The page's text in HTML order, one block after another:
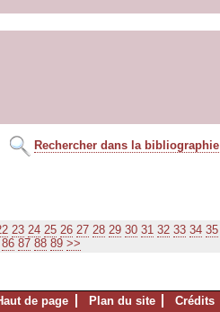
Rechercher dans la bibliographie
23 24 25 26 27 28 29 30 31 32 33 34 35
86 87 88 89 >>
de page Plan du site Crédits